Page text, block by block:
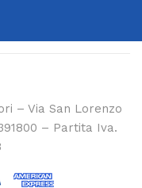
– Via San Lorenzo
– Partita Iva.